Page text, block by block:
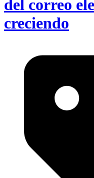
del correo
creciendo